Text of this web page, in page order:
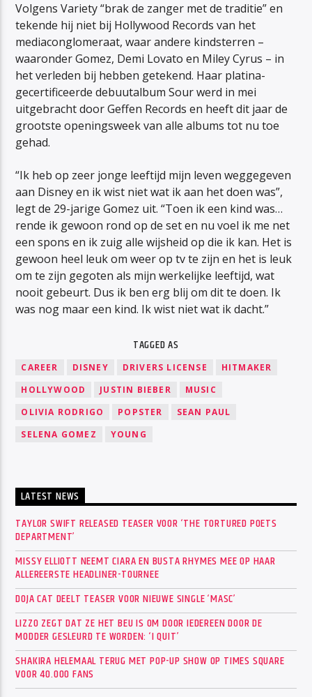
Volgens Variety “brak de zanger met de traditie” en
tekende hij niet bij Hollywood Records van het
mediaconglomeraat, waar andere kindsterren –
waaronder Gomez, Demi Lovato en Miley Cyrus – in
het verleden bij hebben getekend. Haar platina-
gecertificeerde debuutalbum Sour werd in mei
uitgebracht door Geffen Records en heeft dit jaar de
grootste openingsweek van alle albums tot nu toe
gehad.
“Ik heb op zeer jonge leeftijd mijn leven weggegeven
aan Disney en ik wist niet wat ik aan het doen was”,
legt de 29-jarige Gomez uit. “Toen ik een kind was…
rende ik gewoon rond op de set en nu voel ik me net
een spons en ik zuig alle wijsheid op die ik kan. Het is
gewoon heel leuk om weer op tv te zijn en het is leuk
om te zijn gegoten als mijn werkelijke leeftijd, wat
nooit gebeurt. Dus ik ben erg blij om dit te doen. Ik
was nog maar een kind. Ik wist niet wat ik dacht.”
TAGGED AS
CAREER DISNEY DRIVERS LICENSE
HITMAKER
HOLLYWOOD
JUSTIN BIEBER
MUSIC
OLIVIA RODRIGO
POPSTER
SEAN PAUL
SELENA GOMEZ
YOUNG
LATEST NEWS
TAYLOR SWIFT RELEASED TEASER VOOR ‘THE TORTURED POETS
DEPARTMENT’
MISSY ELLIOTT NEEMT CIARA EN BUSTA RHYMES MEE OP HAAR
ALLEREERSTE HEADLINER-TOURNEE
DOJA CAT DEELT TEASER VOOR NIEUWE SINGLE ‘MASC’
LIZZO ZEGT DAT ZE HET BEU IS OM DOOR IEDEREEN DOOR DE
MODDER GESLEURD TE WORDEN: ‘I QUIT’
SHAKIRA HELEMAAL TERUG MET POP-UP SHOW OP TIMES SQUARE
VOOR 40.000 FANS